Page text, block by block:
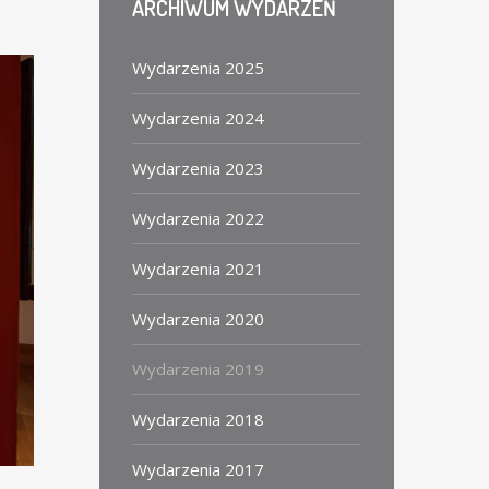
ARCHIWUMWYDARZEŃ
Wydarzenia 2025
Wydarzenia 2024
Wydarzenia 2023
Wydarzenia 2022
Wydarzenia 2021
Wydarzenia 2020
Wydarzenia 2019
Wydarzenia 2018
Wydarzenia 2017